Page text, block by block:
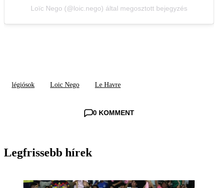
Loïc Nego (@loic.nego) által megosztott bejegyzés
légiósok Loic Nego Le Havre
0 KOMMENT
Legfrissebb hírek